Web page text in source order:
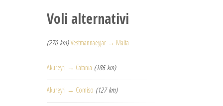
Voli alternativi
(270 km) Vestmannaeyjar → Malta
Akureyri → Catania (186 km)
Akureyri → Comiso (127 km)